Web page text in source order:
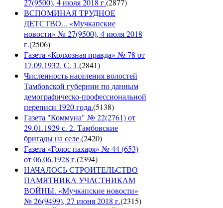
27(9500), 4 июля 2018 г.(2877)
ВСПОМИНАЯ ТРУДНОЕ
ДЕТСТВО... «Мучкапские
новости» № 27(9500), 4 июля 2018
г.(2506)
Газета «Колхозная правда» № 78 от
17.09.1932. С. 1.(2841)
Численность населения волостей
Тамбовской губернии по данным
демографическо-профессиональной
переписи 1920 года.(5138)
Газета "Коммуна" № 22(2761) от
29.01.1929 с. 2. Тамбовские
бригады на селе.(2420)
Газета «Голос пахаря» № 44 (653)
от 06.06.1928 г.(2394)
НАЧАЛОСЬ СТРОИТЕЛЬСТВО
ПАМЯТНИКА УЧАСТНИКАМ
ВОЙНЫ. «Мучкапские новости»
№ 26(9499), 27 июня 2018 г.(2315)